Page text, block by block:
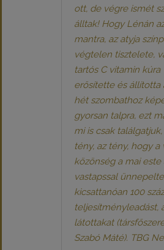
ott, de végre ismét
álltak! Hogy Lénán
mantra, az atyja
végtelen tisztelete,
tartós C vitamin kúra
erősítette és állította
hét szombathoz
gyorsan talpra, ezt
mi is csak
tény, az tény, hogy a
közönség a mai este
vastapssal
kicsattanóan 100
teljesítményleadást,
látottakat
Szabó Máté). TBG